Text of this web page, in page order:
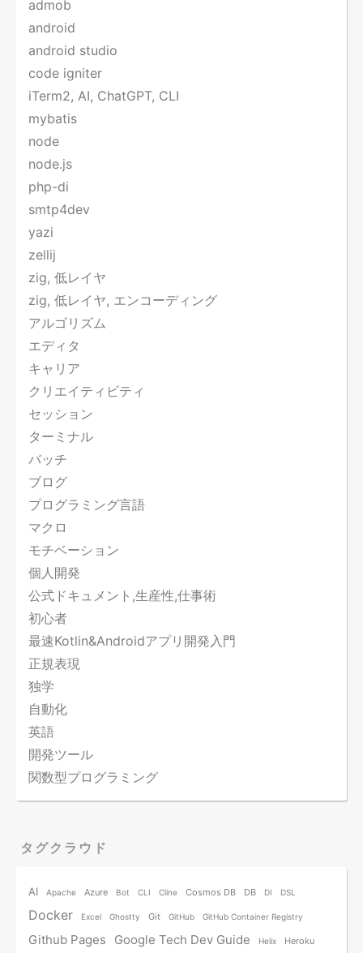
admob
android
android studio
code igniter
iTerm2, AI, ChatGPT, CLI
mybatis
node
node.js
php-di
smtp4dev
yazi
zellij
zig, 低レイヤ
zig, 低レイヤ, エンコーディング
アルゴリズム
エディタ
キャリア
クリエイティビティ
セッション
ターミナル
バッチ
ブログ
プログラミング言語
マクロ
モチベーション
個人開発
公式ドキュメント,生産性,仕事術
初心者
最速Kotlin&Androidアプリ開発入門
正規表現
独学
自動化
英語
開発ツール
関数型プログラミング
タグクラウド
AI Apache Azure Bot CLI Cline Cosmos DB DB DI DSL
Docker Excel Ghostty Git GitHub GitHub Container Registry
Github Pages Google Tech Dev Guide Helix Heroku